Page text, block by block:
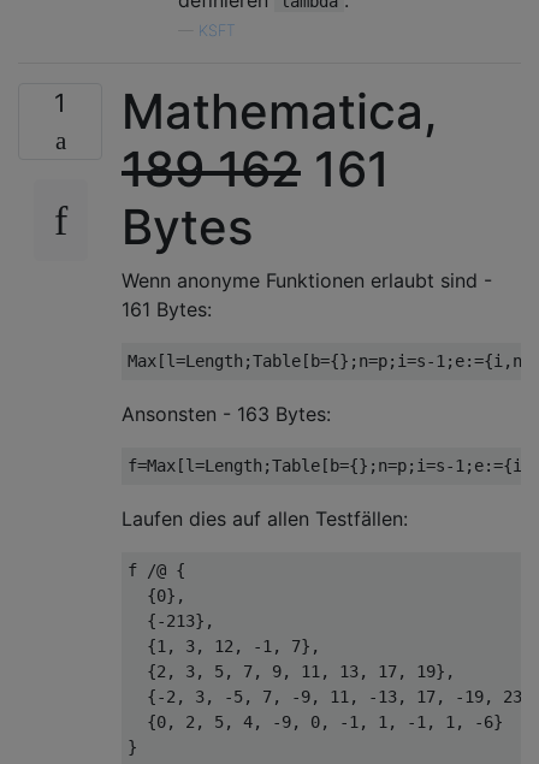
KSFT
1
Mathematica,
189 162 161
Bytes
Wenn anonyme Funktionen erlaubt sind -
161 Bytes:
Ansonsten - 163 Bytes:
Laufen dies auf allen Testfällen:
f /@ {
  {0},
  {-213},
  {1, 3, 12, -1, 7},
  {2, 3, 5, 7, 9, 11, 13, 17, 19},
{-2, 3, -5, 7, -9, 11, -13, 17, -19, 23,
  {0, 2, 5, 4, -9, 0, -1, 1, -1, 1, -6}